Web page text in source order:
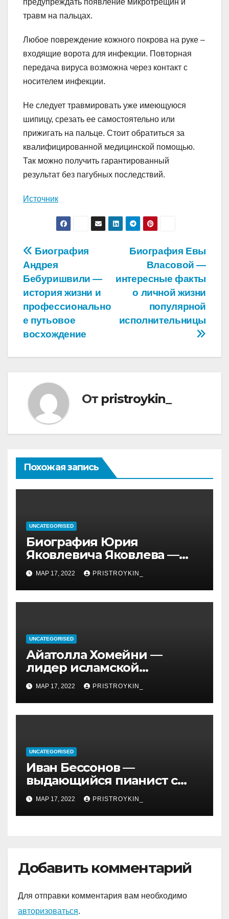
травм на пальцах.
Любое повреждение кожного покрова на руке –
входящие ворота для инфекции. Повторная
передача вируса возможна через контакт с
носителем инфекции.
Не следует травмировать уже имеющуюся
шипицу, срезать ее самостоятельно или
прижигать на пальце. Стоит обратиться за
квалифицированной медицинской помощью.
Так можно получить гарантированный
результат без пагубных последствий.
Источник
Навигация
по
записям
Биография Евы
Власовой —
интересные факты
о личной жизни
популярной
исполнительницы
Биография
Андрея
Бебуришвили —
история жизни и
профессионально
е путьовое
восхождение
От pristroykin_
Похожая запись
UNCATEGORISED
Биография Юрия
Яковлевича Яковлева —
история его личной и
профессиональной жизни
МАР 17, 2022 PRISTROYKIN_
UNCATEGORISED
Айатолла Хомейни —
лидер исламской
революции, его биография
и идеология, роль в
иранской политике и
последствия его
МАР 17, 2022 PRISTROYKIN_
UNCATEGORISED
Иван Бессонов —
выдающийся пианист с
уникальным талантом и
впечатляющими
достижениями
МАР 17, 2022 PRISTROYKIN_
Добавить комментарий
Для отправки комментария вам необходимо
авторизоваться.